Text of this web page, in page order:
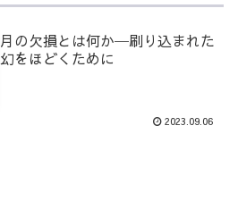
月の欠損とは何か─刷り込まれた
幻をほどくために
2023.09.06